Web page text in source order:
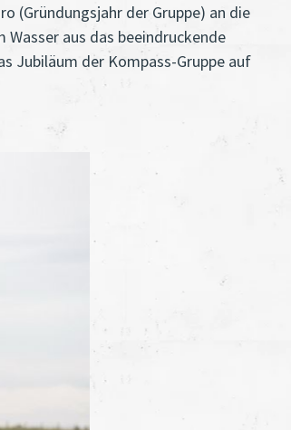
(Gründungsjahr der Gruppe) an die
aus das beeindruckende
Jubiläum der Kompass-Gruppe auf